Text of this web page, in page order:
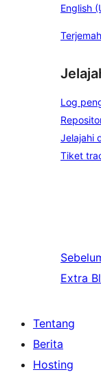
English
Log
Jelajahi
Tiket
Extra
Tentang
Berita
Hosting